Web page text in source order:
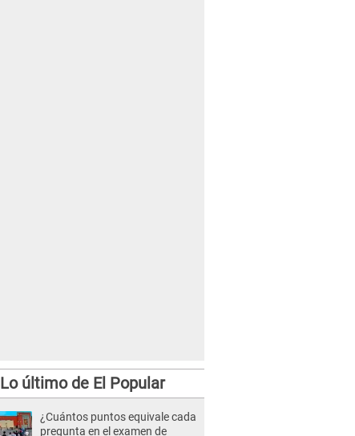
Lo último de El Popular
¿Cuántos puntos equivale cada
pregunta en el examen de